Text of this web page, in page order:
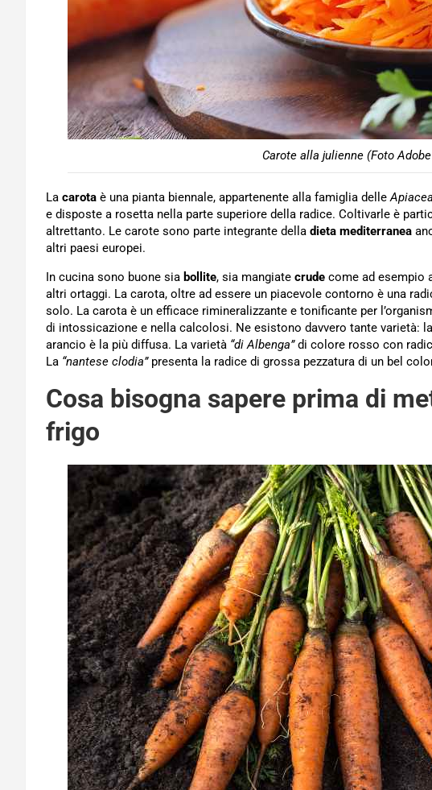
Carote alla julienne (Foto
La carota è una pianta biennale, appartenente alla famiglia delle
e disposte a rosetta nella parte superiore della radice. Coltivarle è
altrettanto. Le carote sono parte integrante della dieta mediterranea
altri paesi europei.
In cucina sono buone sia bollite, sia mangiate crude come ad esempio
altri ortaggi. La carota, oltre ad essere un piacevole contorno è una
solo. La carota è un efficace rimineralizzante e tonificante per
di intossicazione e nella calcolosi. Ne esistono davvero tante varietà: la
arancio è la più diffusa. La varietà “di Albenga”di colore rosso con
La “nantese clodia”presenta la radice di grossa pezzatura di un bel
Cosa bisogna sapere prima di
frigo